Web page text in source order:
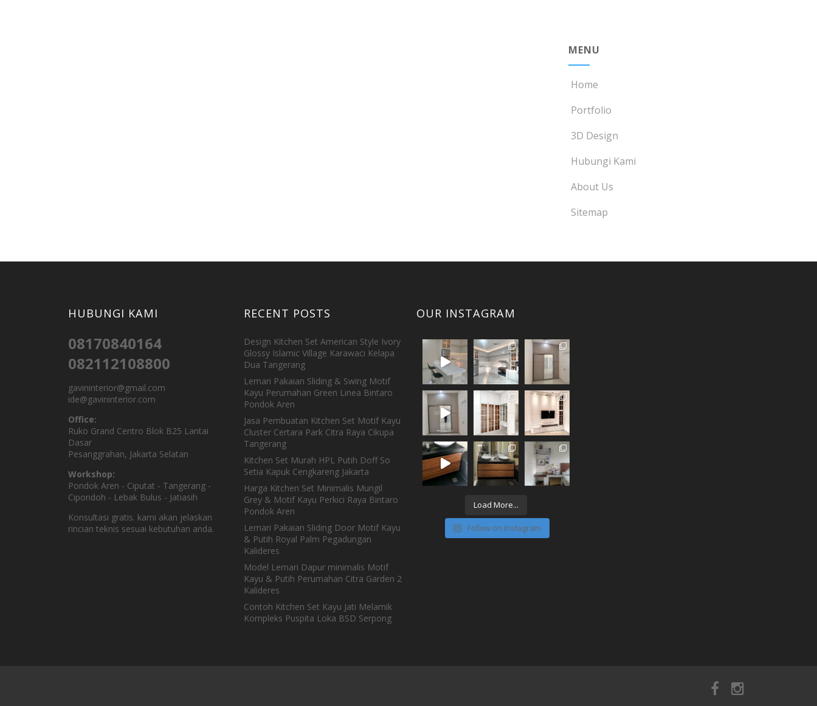
MENU
Home
Portfolio
3D Design
Hubungi Kami
About Us
Sitemap
HUBUNGI KAMI
08170840164
082112108800
gavininterior@gmail.com
ide@gavininterior.com
Office:
Ruko Grand Centro Blok B25 Lantai
Dasar
Pesanggrahan, Jakarta Selatan
Workshop:
Pondok Aren - Ciputat - Tangerang -
Cipondoh - Lebak Bulus - Jatiasih
Konsultasi gratis. kami akan jelaskan
rincian teknis sesuai kebutuhan anda.
RECENT POSTS
Design Kitchen Set American Style Ivory
Glossy Islamic Village Karawaci Kelapa
Dua Tangerang
Lemari Pakaian Sliding & Swing Motif
Kayu Perumahan Green Linea Bintaro
Pondok Aren
Jasa Pembuatan Kitchen Set Motif Kayu
Cluster Certara Park Citra Raya Cikupa
Tangerang
Kitchen Set Murah HPL Putih Doff So
Setia Kapuk Cengkareng Jakarta
Harga Kitchen Set Minimalis Mungil
Grey & Motif Kayu Perkici Raya Bintaro
Pondok Aren
Lemari Pakaian Sliding Door Motif Kayu
& Putih Royal Palm Pegadungan
Kalideres
Model Lemari Dapur minimalis Motif
Kayu & Putih Perumahan Citra Garden 2
Kalideres
Contoh Kitchen Set Kayu Jati Melamik
Kompleks Puspita Loka BSD Serpong
OUR INSTAGRAM
Load More...
Follow on Instagram